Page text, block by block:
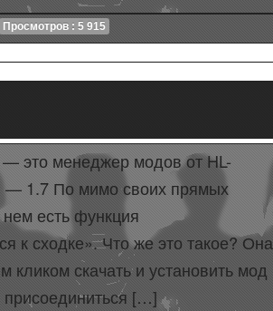
Просмотров : 5 915
это менеджер модов от HL-
— 1.7 По мимо своих прямых
есть функция
к сходке». Что же это такое? Она
кликом скачать и установить мод
присоединиться […]